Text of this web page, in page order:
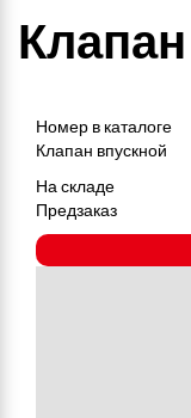
Номер в каталоге
Клапан впускной
На складе
Предзаказ